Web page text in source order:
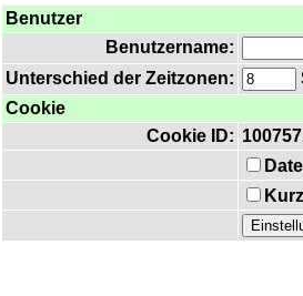
Benutzer
Benutzername:
Unterschied der Zeitzonen:
Cookie
Cookie ID: